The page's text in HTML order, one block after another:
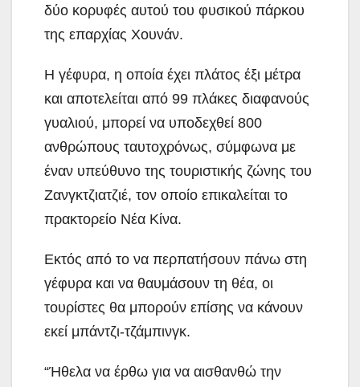
δύο κορυφές αυτού του φυσικού πάρκου
της επαρχίας Χουνάν.
Η γέφυρα, η οποία έχει πλάτος έξι μέτρα
και αποτελείται από 99 πλάκες διαφανούς
γυαλιού, μπορεί να υποδεχθεί 800
ανθρώπους ταυτοχρόνως, σύμφωνα με
έναν υπεύθυνο της τουριστικής ζώνης του
Ζανγκτζιατζιέ, τον οποίο επικαλείται το
πρακτορείο Νέα Κίνα.
Εκτός από το να περπατήσουν πάνω στη
γέφυρα και να θαυμάσουν τη θέα, οι
τουρίστες θα μπορούν επίσης να κάνουν
εκεί μπάντζι-τζάμπινγκ.
“Ήθελα να έρθω για να αισθανθώ την